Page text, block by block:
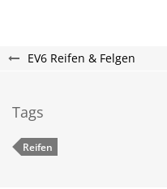
EV6 Reifen & Felgen
Tags
Reifen